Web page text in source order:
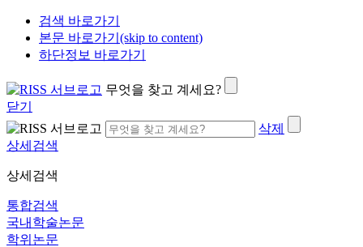
검색 바로가기
본문 바로가기(skip to content)
하단정보 바로가기
무엇을 찾고 계세요?
닫기
삭제
상세검색
상세검색
통합검색
국내학술논문
학위논문